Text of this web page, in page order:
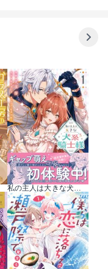
私の主人は大きな犬系騎士様（コミック） 1巻